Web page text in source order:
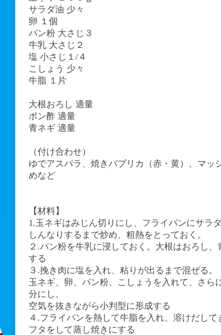
サラダ油 少々
卵 １個
パン粉 大さじ３
牛乳 大さじ２
塩 小さじ１/４
こしょう 少々
牛脂 １片
大根おろし 適量
ポン酢 適量
青ネギ 適量
（付け合わせ）
ゆでアスパラ、焼きパプリカ（赤・黄）、マッ
めなど
【材料】
1.玉ネギはみじん切りにし、フライパンにサラ
しんなりするまで炒め、粗熱をとっておく。
２.パン粉を牛乳に浸しておく。大根はおろし
する
３.挽き肉に塩を入れ、粘りが出るまで混ぜる。
玉ネギ、卵、パン粉、こしょうを入れて、さら
分にし、
空気を抜きながら小判型に形成する
４.フライパンを熱して牛脂を入れ、溶けだし
フタをして蒸し焼きにする